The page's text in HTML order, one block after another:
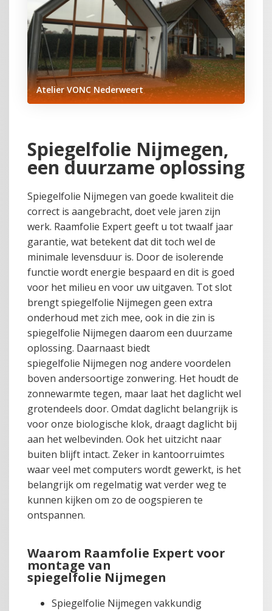
Atelier VONC Nederweert
Spiegelfolie Nijmegen,
een duurzame oplossing
Spiegelfolie Nijmegen van goede kwaliteit die
correct is aangebracht, doet vele jaren zijn
werk. Raamfolie Expert geeft u tot twaalf jaar
garantie, wat betekent dat dit toch wel de
minimale levensduur is. Door de isolerende
functie wordt energie bespaard en dit is goed
voor het milieu en voor uw uitgaven. Tot slot
brengt spiegelfolie Nijmegen geen extra
onderhoud met zich mee, ook in die zin is
spiegelfolie Nijmegen daarom een duurzame
oplossing. Daarnaast biedt
spiegelfolie Nijmegen nog andere voordelen
boven andersoortige zonwering. Het houdt de
zonnewarmte tegen, maar laat het daglicht wel
grotendeels door. Omdat daglicht belangrijk is
voor onze biologische klok, draagt daglicht bij
aan het welbevinden. Ook het uitzicht naar
buiten blijft intact. Zeker in kantoorruimtes
waar veel met computers wordt gewerkt, is het
belangrijk om regelmatig wat verder weg te
kunnen kijken om zo de oogspieren te
ontspannen.
Waarom Raamfolie Expert voor
montage van
spiegelfolie Nijmegen
Spiegelfolie Nijmegen vakkundig